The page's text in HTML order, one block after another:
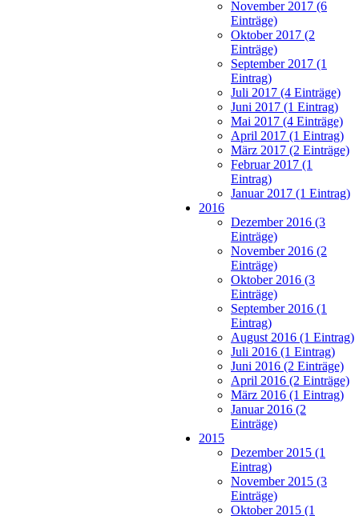
November 2017 (6
Einträge)
Oktober 2017 (2
Einträge)
September 2017 (1
Eintrag)
Juli 2017 (4 Einträge)
Juni 2017 (1 Eintrag)
Mai 2017 (4 Einträge)
April 2017 (1 Eintrag)
März 2017 (2 Einträge)
Februar 2017 (1
Eintrag)
Januar 2017 (1 Eintrag)
2016
Dezember 2016 (3
Einträge)
November 2016 (2
Einträge)
Oktober 2016 (3
Einträge)
September 2016 (1
Eintrag)
August 2016 (1 Eintrag)
Juli 2016 (1 Eintrag)
Juni 2016 (2 Einträge)
April 2016 (2 Einträge)
März 2016 (1 Eintrag)
Januar 2016 (2
Einträge)
2015
Dezember 2015 (1
Eintrag)
November 2015 (3
Einträge)
Oktober 2015 (1